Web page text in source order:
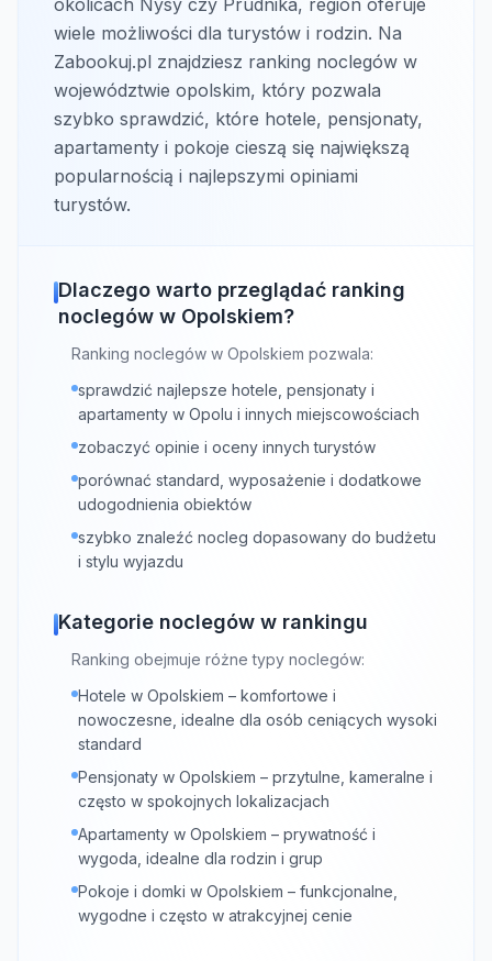
okolicach Nysy czy Prudnika, region oferuje
wiele możliwości dla turystów i rodzin. Na
Zabookuj.pl znajdziesz ranking noclegów w
województwie opolskim, który pozwala
szybko sprawdzić, które hotele, pensjonaty,
apartamenty i pokoje cieszą się największą
popularnością i najlepszymi opiniami
turystów.
Dlaczego warto przeglądać ranking
noclegów w Opolskiem?
Ranking noclegów w Opolskiem pozwala:
sprawdzić najlepsze hotele, pensjonaty i
apartamenty w Opolu i innych miejscowościach
zobaczyć opinie i oceny innych turystów
porównać standard, wyposażenie i dodatkowe
udogodnienia obiektów
szybko znaleźć nocleg dopasowany do budżetu
i stylu wyjazdu
Kategorie noclegów w rankingu
Ranking obejmuje różne typy noclegów:
Hotele w Opolskiem – komfortowe i
nowoczesne, idealne dla osób ceniących wysoki
standard
Pensjonaty w Opolskiem – przytulne, kameralne i
często w spokojnych lokalizacjach
Apartamenty w Opolskiem – prywatność i
wygoda, idealne dla rodzin i grup
Pokoje i domki w Opolskiem – funkcjonalne,
wygodne i często w atrakcyjnej cenie